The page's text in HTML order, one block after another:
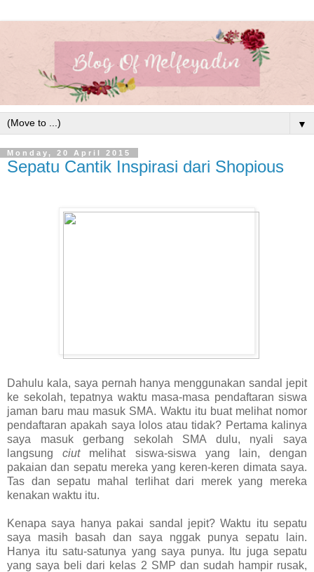
▼
Monday, 20 April 2015
Sepatu Cantik Inspirasi dari Shopious
Dahulu kala, saya pernah hanya menggunakan sandal jepit
ke sekolah, tepatnya waktu masa-masa pendaftaran siswa
jaman baru mau masuk SMA. Waktu itu buat melihat nomor
pendaftaran apakah saya lolos atau tidak? Pertama kalinya
saya masuk gerbang sekolah SMA dulu, nyali saya
langsungciutmelihat siswa-siswa yang lain, dengan
pakaian dan sepatu mereka yang keren-keren dimata saya.
Tas dan sepatu mahal terlihat dari merek yang mereka
kenakan waktu itu.
Kenapa saya hanya pakai sandal jepit? Waktu itu sepatu
saya masih basah dan saya nggak punya sepatu lain.
Hanya itu satu-satunya yang saya punya. Itu juga sepatu
yang saya beli dari kelas 2 SMP dan sudah hampir rusak,